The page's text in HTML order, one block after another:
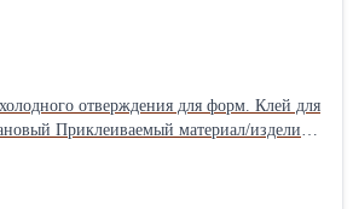
Приклеиваемый материал/изделие: